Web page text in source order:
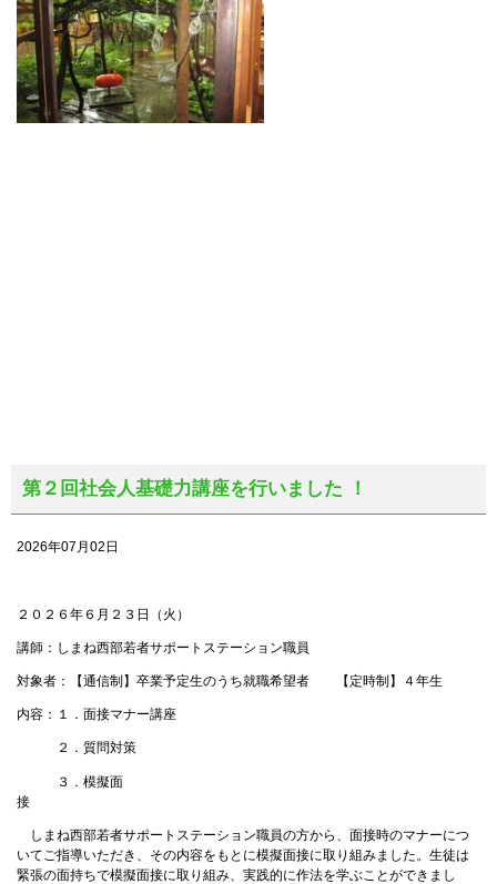
第２回社会人基礎力講座を行いました ！
2026年07月02日
２０２６年６月２３日（火）
講師：しまね西部若者サポートステーション職員
対象者：【通信制】卒業予定生のうち就職希望者 【定時制】４年生
内容：１．面接マナー講座
２．質問対策
３．模擬面
しまね西部若者サポートステーション職員の方から、面接時のマナーにつ
いてご指導いただき、その内容をもとに模擬面接に取り組みました。生徒は
緊張の面持ちで模擬面接に取り組み、実践的に作法を学ぶことができまし